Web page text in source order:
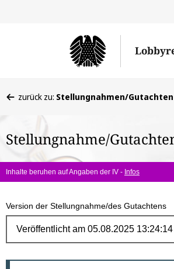
befinden
hier:
zurück zu: Stellungnahmen/Gutachten
Stellungnahme/
Inhalte beruhen auf Angaben der IV - Infos
Version der Stellungnahme/des Gutachtens